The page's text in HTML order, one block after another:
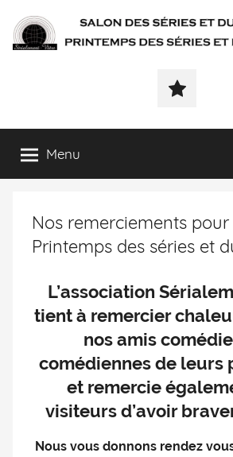
SÉRIALEMENT-
séries
et
doublage
séries
doublage
vous
Menu
Nos remerciements
Printemps des séries et
L’association
tient à remercier
nos amis
comédiennes de leurs
et remercie
visiteurs d’avoir
Nous vous donnons rendez